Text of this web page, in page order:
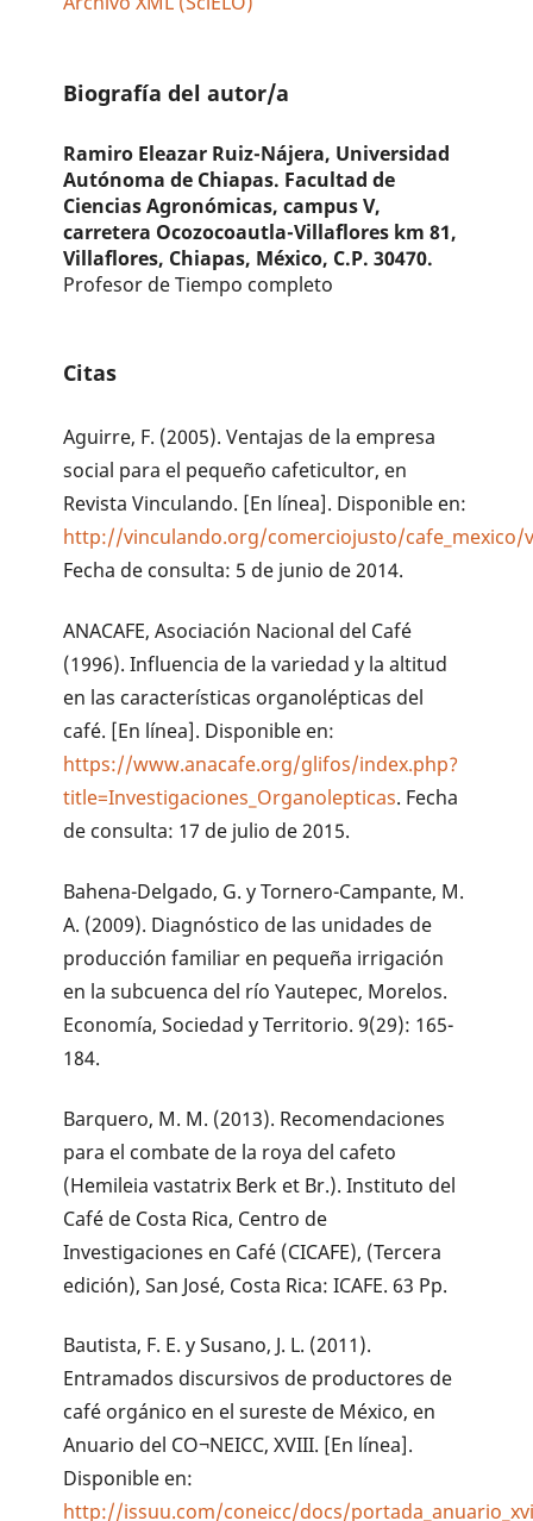
Biografía del autor/a
Ramiro Eleazar Ruiz-Nájera, Universidad
Autónoma de Chiapas. Facultad de
Ciencias Agronómicas, campus V,
carretera Ocozocoautla-Villaflores km 81,
Villaflores, Chiapas, México, C.P. 30470.
Profesor de Tiempo completo
Citas
Aguirre, F. (2005). Ventajas de la empresa
social para el pequeño cafeticultor, en
Revista Vinculando. [En línea]. Disponible en:
http://vinculando.org/comerciojusto/cafe_mexico/
Fecha de consulta: 5 de junio de 2014.
ANACAFE, Asociación Nacional del Café
(1996). Influencia de la variedad y la altitud
en las características organolépticas del
café. [En línea]. Disponible en:
https://www.anacafe.org/glifos/index.php?
title=Investigaciones_Organolepticas. Fecha
de consulta: 17 de julio de 2015.
Bahena-Delgado, G. y Tornero-Campante, M.
A. (2009). Diagnóstico de las unidades de
producción familiar en pequeña irrigación
en la subcuenca del río Yautepec, Morelos.
Economía, Sociedad y Territorio. 9(29): 165-
184.
Barquero, M. M. (2013). Recomendaciones
para el combate de la roya del cafeto
(Hemileia vastatrix Berk et Br.). Instituto del
Café de Costa Rica, Centro de
Investigaciones en Café (CICAFE), (Tercera
edición), San José, Costa Rica: ICAFE. 63 Pp.
Bautista, F. E. y Susano, J. L. (2011).
Entramados discursivos de productores de
café orgánico en el sureste de México, en
Anuario del CO¬NEICC, XVIII. [En línea].
Disponible en:
http://issuu.com/coneicc/docs/